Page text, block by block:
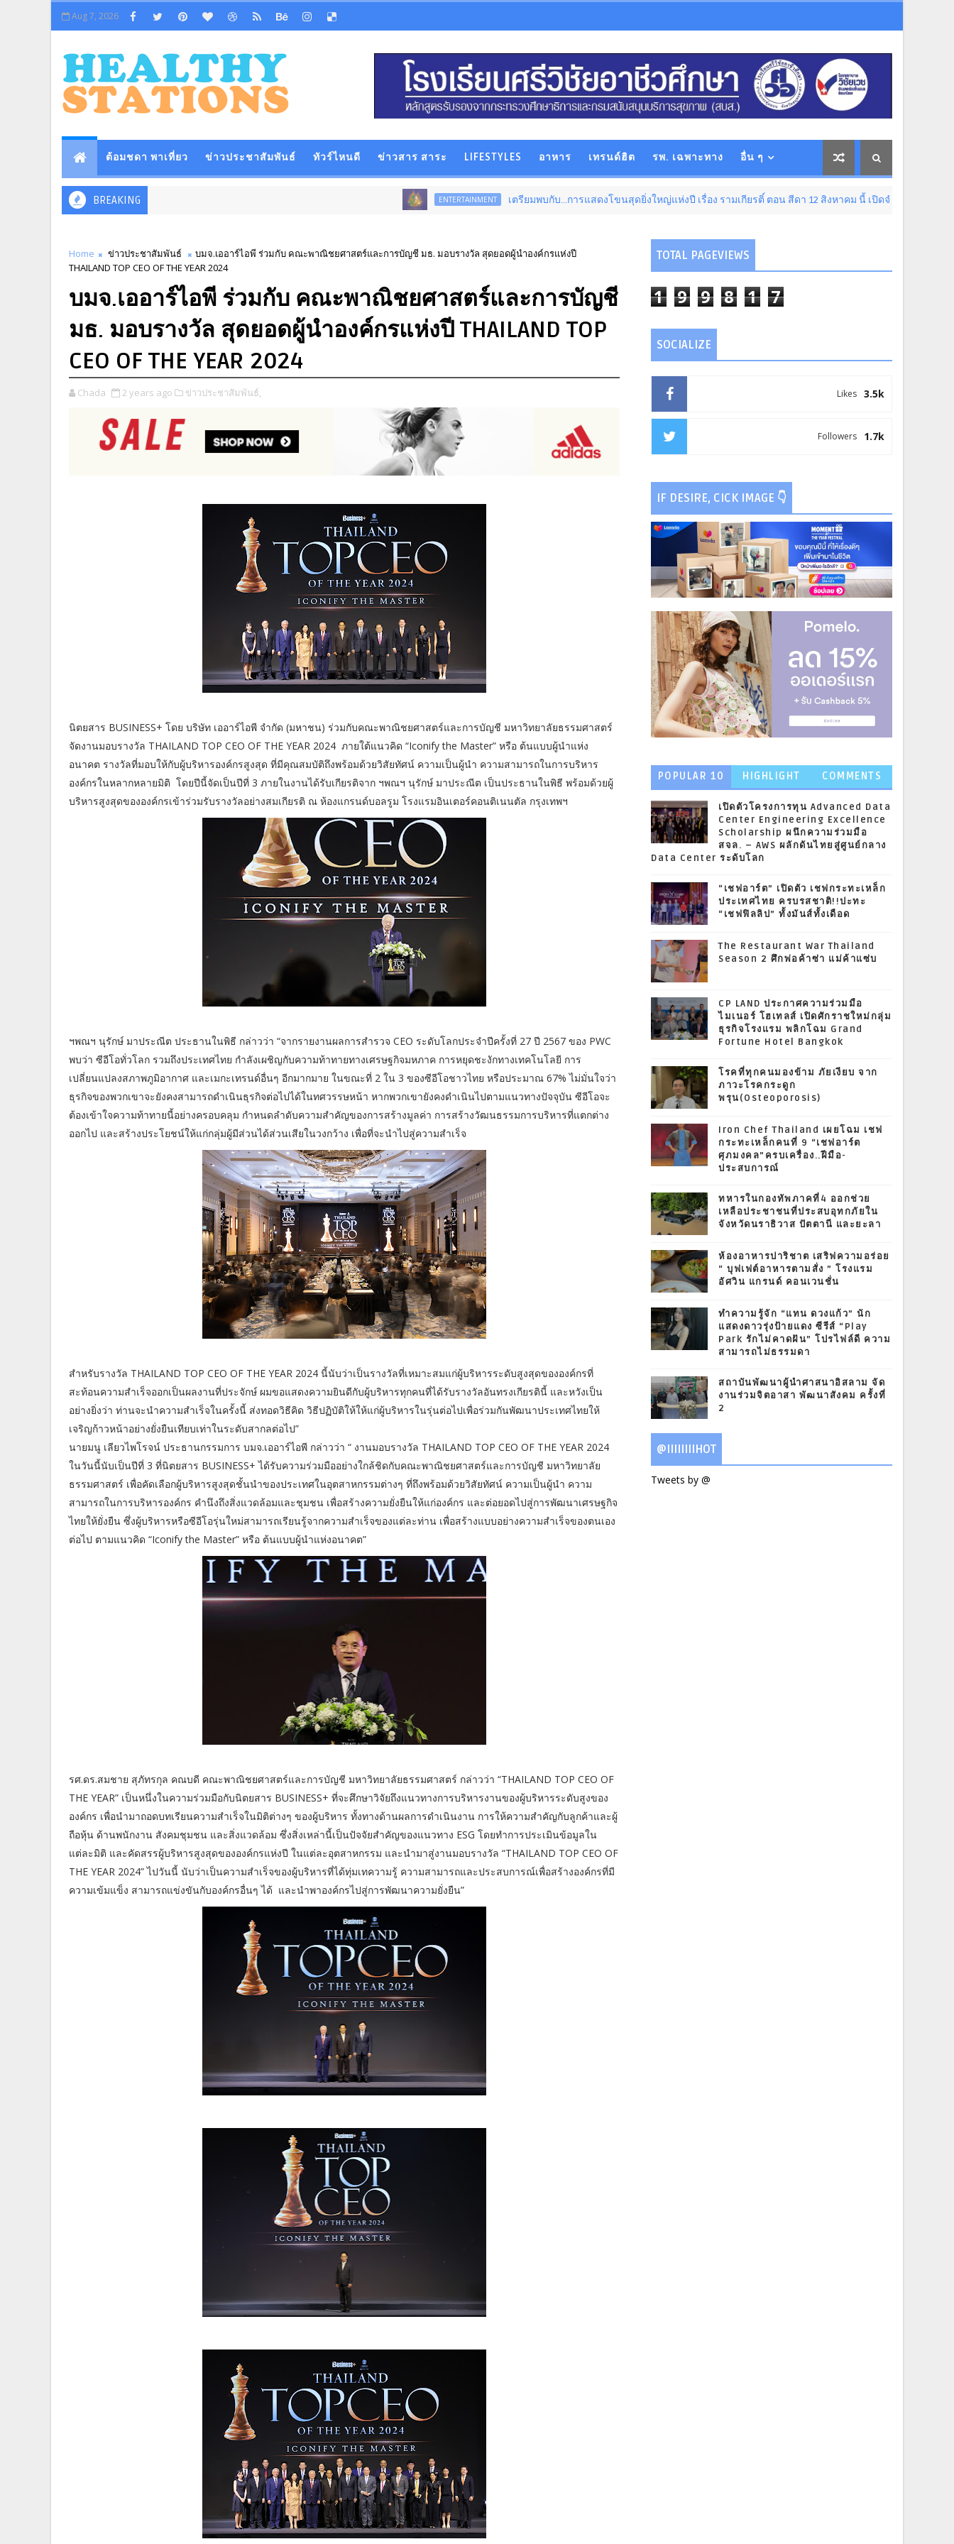
Aug 7, 2026
ต้อมชดา พาเที่ยว ข่าวประชาสัมพันธ์ ทัวร์ไหนดี ข่าวสาร สาระ LIFESTYLES อาหาร เทรนด์ฮิต รพ. เฉพาะทาง อื่น ๆ
BREAKING ENTERTAINMENT เตรียมพบกับ...การแสดงโขนสุดยิ่งใหญ่แห่งปี เรื่อง รามเกียรติ์ ตอน สีดา 12 สิงหาคม นี้ เปิดจำหน่ายบัตรที่ไทยทิคเก็ตเ
Home ข่าวประชาสัมพันธ์
บมจ.เออาร์ไอพี ร่วมกับ คณะพาณิชยศาสตร์และการบัญชี มธ. มอบรางวัล สุดยอดผู้นำองค์กรแห่งปี
THAILAND TOP CEO OF THE YEAR 2024
บมจ.เออาร์ไอพี ร่วมกับ คณะพาณิชยศาสตร์และการบัญชี
มธ. มอบรางวัล สุดยอดผู้นำองค์กรแห่งปี THAILAND TOP
CEO OF THE YEAR 2024
Chada 2 years ago ข่าวประชาสัมพันธ์,
นิตยสาร BUSINESS+ โดย บริษัท เออาร์ไอพี จำกัด (มหาชน) ร่วมกับคณะพาณิชยศาสตร์และการบัญชี มหาวิทยาลัยธรรมศาสตร์
จัดงานมอบรางวัล THAILAND TOP CEO OF THE YEAR 2024 ภายใต้แนวคิด “Iconify the Master” หรือ ต้นแบบผู้นำแห่ง
อนาคต รางวัลที่มอบให้กับผู้บริหารองค์กรสูงสุด ที่มีคุณสมบัติถึงพร้อมด้วยวิสัยทัศน์ ความเป็นผู้นำ ความสามารถในการบริหาร
องค์กรในหลากหลายมิติ โดยปีนี้จัดเป็นปีที่ 3 ภายในงานได้รับเกียรติจาก ฯพณฯ นุรักษ์ มาประณีต เป็นประธานในพิธี พร้อมด้วยผู้
บริหารสูงสุดขององค์กรเข้าร่วมรับรางวัลอย่างสมเกียรติ ณ ห้องแกรนด์บอลรูม โรงแรมอินเตอร์คอนติเนนตัล กรุงเทพฯ
ฯพณฯ นุรักษ์ มาประณีต ประธานในพิธี กล่าวว่า “จากรายงานผลการสำรวจ CEO ระดับโลกประจำปีครั้งที่ 27 ปี 2567 ของ PWC
พบว่า ซีอีโอทั่วโลก รวมถึงประเทศไทย กำลังเผชิญกับความท้าทายทางเศรษฐกิจมหภาค การหยุดชะงักทางเทคโนโลยี การ
เปลี่ยนแปลงสภาพภูมิอากาศ และเมกะเทรนด์อื่นๆ อีกมากมาย ในขณะที่ 2 ใน 3 ของซีอีโอชาวไทย หรือประมาณ 67% ไม่มั่นใจว่า
ธุรกิจของพวกเขาจะยังคงสามารถดำเนินธุรกิจต่อไปได้ในทศวรรษหน้า หากพวกเขายังคงดำเนินไปตามแนวทางปัจจุบัน ซีอีโอจะ
ต้องเข้าใจความท้าทายนี้อย่างครอบคลุม กำหนดลำดับความสำคัญของการสร้างมูลค่า การสร้างวัฒนธรรมการบริหารที่แตกต่าง
ออกไป และสร้างประโยชน์ให้แก่กลุ่มผู้มีส่วนได้ส่วนเสียในวงกว้าง เพื่อที่จะนำไปสู่ความสำเร็จ
สำหรับรางวัล THAILAND TOP CEO OF THE YEAR 2024 นี้นับว่าเป็นรางวัลที่เหมาะสมแก่ผู้บริหารระดับสูงสุดขององค์กรที่
สะท้อนความสำเร็จออกเป็นผลงานที่ประจักษ์ ผมขอแสดงความยินดีกับผู้บริหารทุกคนที่ได้รับรางวัลอันทรงเกียรตินี้ และหวังเป็น
อย่างยิ่งว่า ท่านจะนำความสำเร็จในครั้งนี้ ส่งทอดวิธีคิด วิธีปฏิบัติให้ให้แก่ผู้บริหารในรุ่นต่อไปเพื่อร่วมกันพัฒนาประเทศไทยให้
เจริญก้าวหน้าอย่างยั่งยืนเทียบเท่าในระดับสากลต่อไป”
นายมนู เลียวไพโรจน์ ประธานกรรมการ บมจ.เออาร์ไอพี กล่าวว่า “ งานมอบรางวัล THAILAND TOP CEO OF THE YEAR 2024
ในวันนี้นับเป็นปีที่ 3 ที่นิตยสาร BUSINESS+ ได้รับความร่วมมืออย่างใกล้ชิดกับคณะพาณิชยศาสตร์และการบัญชี มหาวิทยาลัย
ธรรมศาสตร์ เพื่อคัดเลือกผู้บริหารสูงสุดชั้นนำของประเทศในอุตสาหกรรมต่างๆ ที่ถึงพร้อมด้วยวิสัยทัศน์ ความเป็นผู้นำ ความ
สามารถในการบริหารองค์กร คำนึงถึงสิ่งแวดล้อมและชุมชน เพื่อสร้างความยั่งยืนให้แก่องค์กร และต่อยอดไปสู่การพัฒนาเศรษฐกิจ
ไทยให้ยั่งยืน ซึ่งผู้บริหารหรือซีอีโอรุ่นใหม่สามารถเรียนรู้จากความสำเร็จของแต่ละท่าน เพื่อสร้างแบบอย่างความสำเร็จของตนเอง
ต่อไป ตามแนวคิด “Iconify the Master” หรือ ต้นแบบผู้นำแห่งอนาคต”
รศ.ดร.สมชาย สุภัทรกุล คณบดี คณะพาณิชยศาสตร์และการบัญชี มหาวิทยาลัยธรรมศาสตร์ กล่าวว่า “THAILAND TOP CEO OF
THE YEAR” เป็นหนึ่งในความร่วมมือกับนิตยสาร BUSINESS+ ที่จะศึกษาวิจัยถึงแนวทางการบริหารงานของผู้บริหารระดับสูงของ
องค์กร เพื่อนำมาถอดบทเรียนความสำเร็จในมิติต่างๆ ของผู้บริหาร ทั้งทางด้านผลการดำเนินงาน การให้ความสำคัญกับลูกค้าและผู้
ถือหุ้น ด้านพนักงาน สังคมชุมชน และสิ่งแวดล้อม ซึ่งสิ่งเหล่านี้เป็นปัจจัยสำคัญของแนวทาง ESG โดยทำการประเมินข้อมูลใน
แต่ละมิติ และคัดสรรผู้บริหารสูงสุดขององค์กรแห่งปี ในแต่ละอุตสาหกรรม และนำมาสู่งานมอบรางวัล “THAILAND TOP CEO OF
THE YEAR 2024” ไปวันนี้ นับว่าเป็นความสำเร็จของผู้บริหารที่ได้ทุ่มเทความรู้ ความสามารถและประสบการณ์เพื่อสร้างองค์กรที่มี
ความเข้มแข็ง สามารถแข่งขันกับองค์กรอื่นๆ ได้ และนำพาองค์กรไปสู่การพัฒนาความยั่งยืน”
TOTAL PAGEVIEWS
1 9 9 8 1 7
SOCIALIZE
3.5k
Likes
1.7k
Followers
IF DESIRE, CICK IMAGE 👇
POPULAR 10
HIGHLIGHT
COMMENTS
เปิดตัวโครงการทุน Advanced Data
Center Engineering Excellence
Scholarship ผนึกความร่วมมือ
สจล. – AWS ผลักดันไทยสู่ศูนย์กลาง
Data Center ระดับโลก
“เชฟอาร์ต” เปิดตัว เชฟกระทะเหล็ก
ประเทศไทย ครบรสชาติ!!ปะทะ
“เชฟฟิลลิป” ทั้งมันส์ทั้งเดือด
The Restaurant War Thailand
Season 2 ศึกพ่อค้าซ่า แม่ค้าแซ่บ
CP LAND ประกาศความร่วมมือ
ไมเนอร์ โฮเทลส์ เปิดศักราชใหม่กลุ่ม
ธุรกิจโรงแรม พลิกโฉม Grand
Fortune Hotel Bangkok
โรคที่ทุกคนมองข้าม ภัยเงียบ จาก
ภาวะโรคกระดูก
พรุน(Osteoporosis)
Iron Chef Thailand เผยโฉม เชฟ
กระทะเหล็กคนที่ 9 “เชฟอาร์ต
ศุภมงคล”ครบเครื่อง..ฝีมือ-
ประสบการณ์
ทหารในกองทัพภาคที่4 ออกช่วย
เหลือประชาชนที่ประสบอุทกภัยใน
จังหวัดนราธิวาส ปัตตานี และยะลา
ห้องอาหารปาริชาต เสริฟความอร่อย
“ บุฟเฟต์อาหารตามสั่ง ” โรงแรม
อัศวิน แกรนด์ คอนเวนชั่น
ทำความรู้จัก “แทน ดวงแก้ว” นัก
แสดงดาวรุ่งป้ายแดง ซีรีส์ “Play
Park รักไม่คาดฝัน” โปรไฟล์ดี ความ
สามารถไม่ธรรมดา
สถาบันพัฒนาผู้นำศาสนาอิสลาม จัด
งานร่วมจิตอาสา พัฒนาสังคม ครั้งที่
2
@IIIIIIIIHOT
Tweets by @